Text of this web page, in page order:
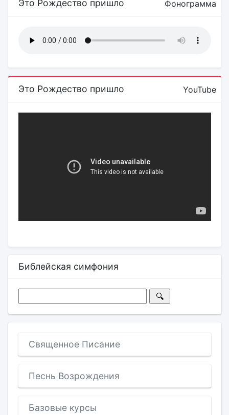
Это Рождество пришло Фонограмма
Это Рождество пришло YouTube
Библейская симфония
Священное Писание
Песнь Возрождения
Базовые курсы